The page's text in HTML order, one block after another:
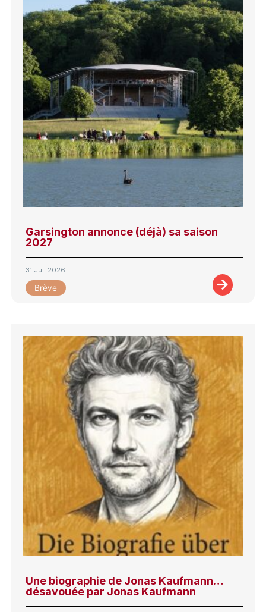
Garsington annonce (déjà) sa saison
2027
31 Juil 2026
Brève
Une biographie de Jonas Kaufmann…
désavouée par Jonas Kaufmann